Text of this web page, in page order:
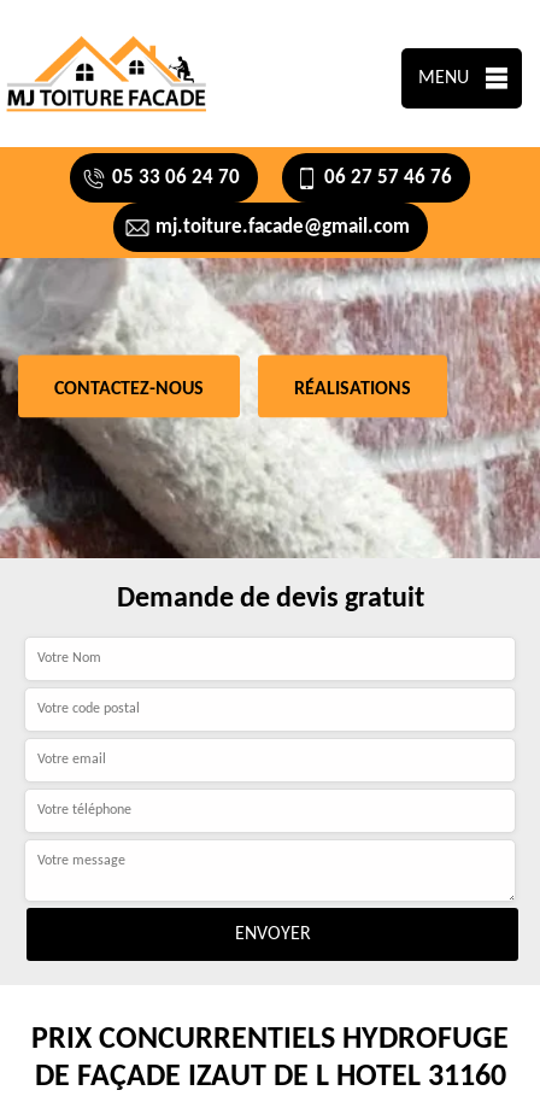
MENU
05 33 06 24 70 06 27 57 46 76
mj.toiture.facade@gmail.com
CONTACTEZ-NOUS RÉALISATIONS
Demande de devis gratuit
PRIX CONCURRENTIELS HYDROFUGE
DE FAÇADE IZAUT DE L HOTEL 31160